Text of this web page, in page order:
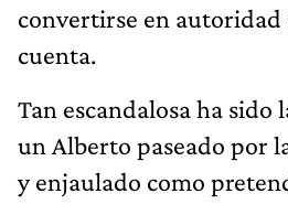
convertirse en
cuenta.
Tan escandalosa ha sido
un Alberto paseado por
y enjaulado como